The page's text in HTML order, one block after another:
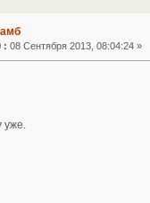
: 08 Сентября 2013, 08:04:24 »
уже.